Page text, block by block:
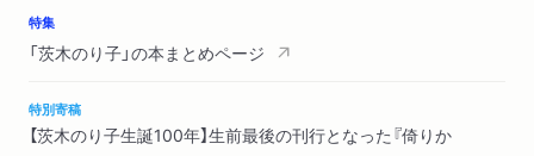
歌物語／女へのまなざし／平熱の詩／尹東柱について／韓の国
の白い花（梨の花／野の花／旅で逢う花）／一本の茎の上に／内
うに
特集
「茨木のり子」の本まとめページ
特別寄稿
【茨木のり子生誕100年】生前最後の刊行となった『倚りか